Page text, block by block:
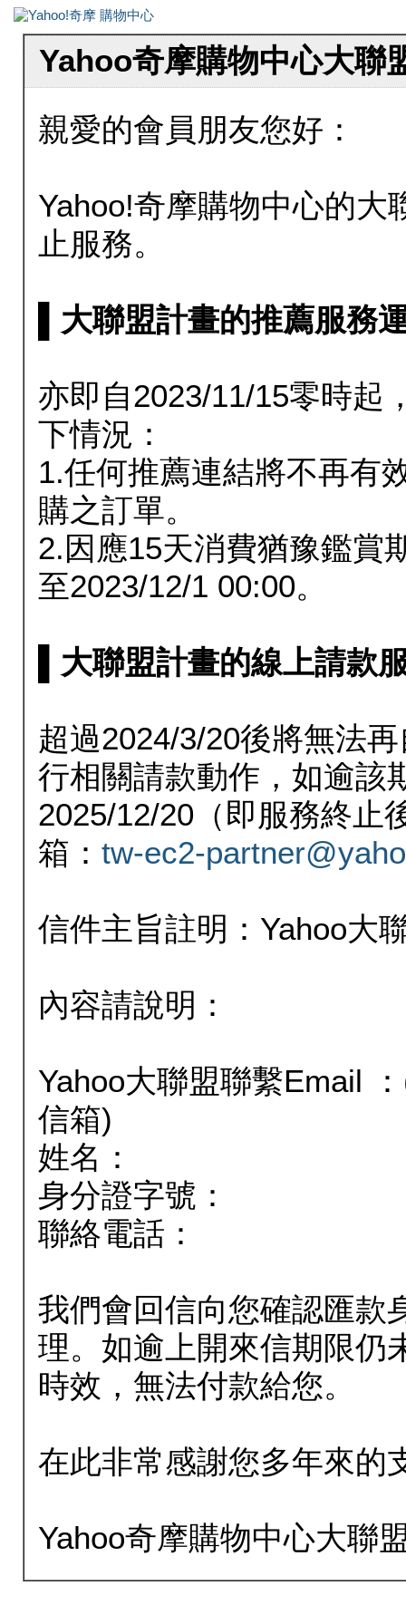
Yahoo奇摩購物中心大聯
親愛的會員朋友您好：
Yahoo!奇摩購物中心的大
止服務。
▌大聯盟計畫的推薦服務
亦即自2023/11/15零時起
下情況：
1.任何推薦連結將不再有
購之訂單。
2.因應15天消費猶豫鑑賞
至2023/12/1 00:00。
▌大聯盟計畫的線上請款
超過2024/3/20後將無法
行相關請款動作，如逾該
2025/12/20（即服務終止
箱： tw-ec2-
信件主旨註明：Yahoo大
內容請說明：
Yahoo大聯盟聯繫Email
信箱)
姓名：
身分證字號：
聯絡電話：
我們會回信向您確認匯款
理。如逾上開來信期限仍
時效，無法付款給您。
在此非常感謝您多年來的
Yahoo奇摩購物中心大